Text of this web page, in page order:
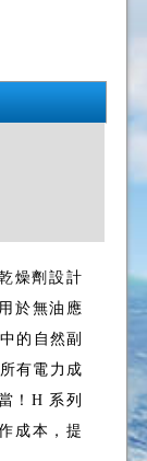
燥劑設計
於無油應
的自然副
有電力成
！H 系列
成本，提